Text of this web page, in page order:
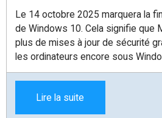
Le 14 octobre 2025 marquera la
de Windows 10. Cela signifie que
plus de mises à jour de sécurité
les ordinateurs encore sous
accrus. Mais pas de panique ! Il existe plusieurs solutions
Lire la suite